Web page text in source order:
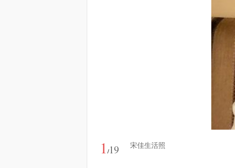
1/19 宋佳生活照